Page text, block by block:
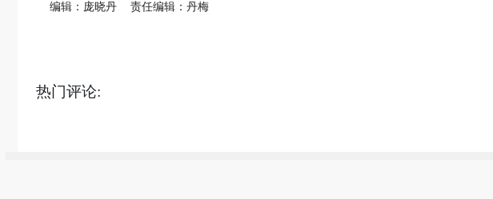
编辑：庞晓丹 责任编辑：丹梅
热门评论: